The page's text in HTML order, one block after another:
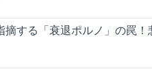
摘する「衰退ポルノ」の罠